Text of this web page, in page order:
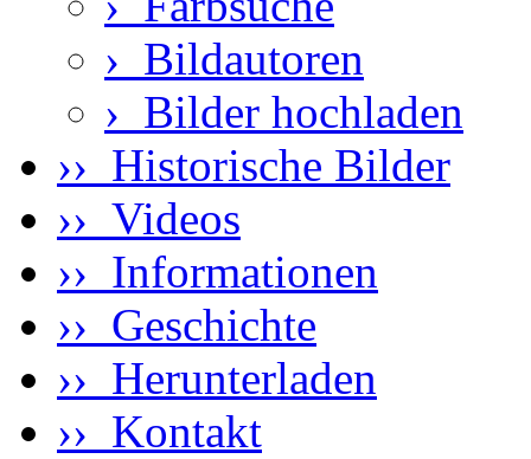
› Bildautoren
› Bilder hochladen
›› Historische Bilder
›› Videos
›› Informationen
›› Geschichte
›› Herunterladen
›› Kontakt